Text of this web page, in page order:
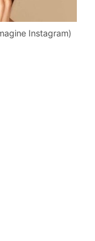
Instagram)